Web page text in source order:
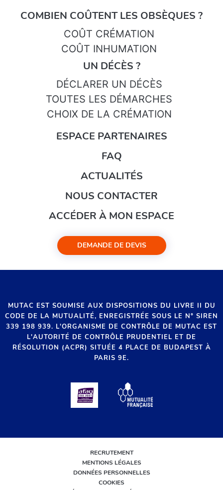
COMBIEN COÛTENT LES OBSÈQUES ?
COÛT CRÉMATION
COÛT INHUMATION
UN DÉCÈS ?
DÉCLARER UN DÉCÈS
TOUTES LES DÉMARCHES
CHOIX DE LA CRÉMATION
ESPACE PARTENAIRES
FAQ
ACTUALITÉS
NOUS CONTACTER
ACCÉDER À MON ESPACE
DEMANDE DE DEVIS
MUTAC EST SOUMISE AUX DISPOSITIONS DU LIVRE II DU
CODE DE LA MUTUALITÉ, ENREGISTRÉE SOUS LE N° SIREN
339 198 939. L'ORGANISME DE CONTRÔLE DE MUTAC EST
L'AUTORITÉ DE CONTRÔLE PRUDENTIEL ET DE
RÉSOLUTION (ACPR) SITUÉE 4 PLACE DE BUDAPEST À
PARIS 9E.
RECRUTEMENT
MENTIONS LÉGALES
DONNÉES PERSONNELLES
COOKIES